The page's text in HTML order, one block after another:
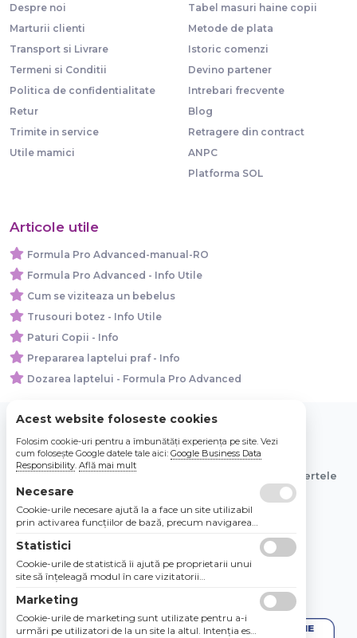
Despre noi
Marturii clienti
Transport si Livrare
Termeni si Conditii
Politica de confidentialitate
Retur
Trimite in service
Utile mamici
Tabel masuri haine copii
Metode de plata
Istoric comenzi
Devino partener
Intrebari frecvente
Blog
Retragere din contract
ANPC
Platforma SOL
Articole utile
Formula Pro Advanced-manual-RO
Formula Pro Advanced - Info Utile
Cum se viziteaza un bebelus
Trusouri botez - Info Utile
Paturi Copii - Info
Prepararea laptelui praf - Info
Dozarea laptelui - Formula Pro Advanced
© 2026 Bebe Nou Online Store SRL
Toate preturile sunt exprimate in lei si includ tva. Ofertele
sunt valabile in limita stocului disponibil.
Acest website foloseste cookies
Folosim cookie-uri pentru a îmbunătăți experiența pe site. Vezi
cum folosește Google datele tale aici: Google Business Data
Responsibility. Află mai mult
Necesare
Cookie-urile necesare ajută la a face un site utilizabil
prin activarea funcţiilor de bază, precum navigarea
Site-ul nu poate funcţiona corespunzător fără aceste
cookie-uri.
Statistici
Cookie-urile de statistică îi ajută pe proprietarii unui
site să înţeleagă modul în care vizitatorii
raportarea informaţiilor în mod anonim.
Marketing
Cookie-urile de marketing sunt utilizate pentru a-i
urmări pe utilizatori de la un site la altul. Intenţia este